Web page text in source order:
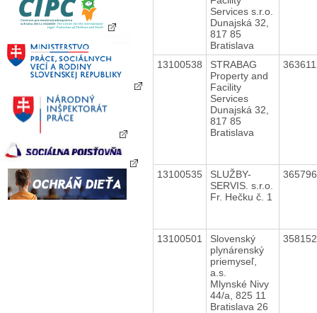
Services s.r.o.
Dunajská 32,
817 85
Bratislava
13100538
STRABAG
Property and
Facility
Services
Dunajská 32,
817 85
Bratislava
13100535
SLUŽBY-
SERVIS. s.r.o.
Fr. Hečku č. 1
13100501
Slovenský
plynárenský
priemyseľ,
a.s.
Mlynské Nivy
44/a, 825 11
Bratislava 26